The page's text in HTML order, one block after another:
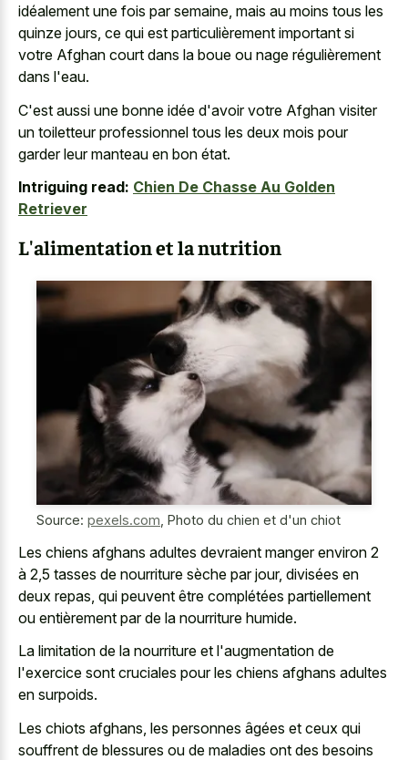
idéalement une fois par semaine, mais au moins tous les
quinze jours, ce qui est particulièrement important si
votre Afghan court dans la boue ou nage régulièrement
dans l'eau.
C'est aussi une bonne idée d'avoir votre Afghan visiter
un toiletteur professionnel tous les deux mois pour
garder leur manteau en bon état.
Intriguing read: Chien De Chasse Au Golden
Retriever
L'alimentation et la nutrition
Source: pexels.com Photo du chien et d'un chiot
Les chiens afghans adultes devraient manger environ 2
à 2,5 tasses de nourriture sèche par jour, divisées en
deux repas, qui peuvent être complétées partiellement
ou entièrement par de la nourriture humide.
La limitation de la nourriture et l'augmentation de
l'exercice sont cruciales pour les chiens afghans adultes
en surpoids.
Les chiots afghans, les personnes âgées et ceux qui
souffrent de blessures ou de maladies ont des besoins